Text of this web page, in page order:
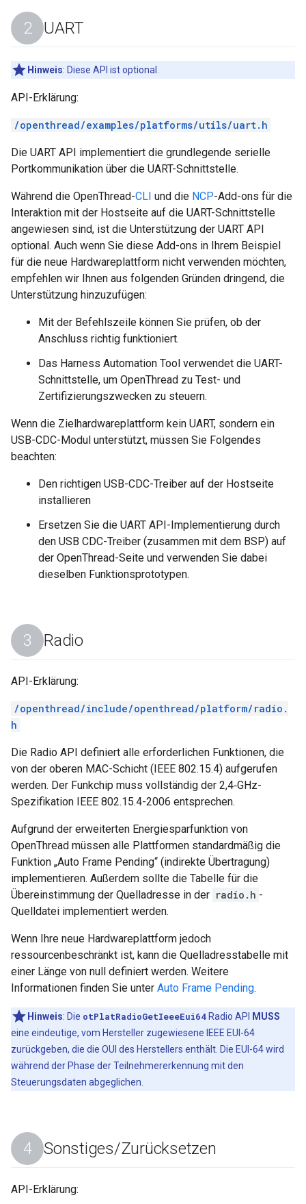
UART
Hinweis: Diese API ist optional.
API-Erklärung:
/openthread/examples/platforms/utils/uart.h
Die UART API implementiert die grundlegende serielle
Portkommunikation über die UART-Schnittstelle.
Während die OpenThread-CLI und die NCP-Add-ons für die
Interaktion mit der Hostseite auf die UART-Schnittstelle
angewiesen sind, ist die Unterstützung der UART API
optional. Auch wenn Sie diese Add-ons in Ihrem Beispiel
für die neue Hardwareplattform nicht verwenden möchten,
empfehlen wir Ihnen aus folgenden Gründen dringend, die
Unterstützung hinzuzufügen:
Mit der Befehlszeile können Sie prüfen, ob der
Anschluss richtig funktioniert.
Das Harness Automation Tool verwendet die UART-
Schnittstelle, um OpenThread zu Test- und
Zertifizierungszwecken zu steuern.
Wenn die Zielhardwareplattform kein UART, sondern ein
USB-CDC-Modul unterstützt, müssen Sie Folgendes
beachten:
Den richtigen USB-CDC-Treiber auf der Hostseite
installieren
Ersetzen Sie die UART API-Implementierung durch
den USB CDC-Treiber (zusammen mit dem BSP) auf
der OpenThread-Seite und verwenden Sie dabei
dieselben Funktionsprototypen.
Radio
API-Erklärung:
/openthread/include/openthread/platform/radio.
h
Die Radio API definiert alle erforderlichen Funktionen, die
von der oberen MAC-Schicht (IEEE 802.15.4) aufgerufen
werden. Der Funkchip muss vollständig der 2,4‑GHz-
Spezifikation IEEE 802.15.4-2006 entsprechen.
Aufgrund der erweiterten Energiesparfunktion von
OpenThread müssen alle Plattformen standardmäßig die
Funktion „Auto Frame Pending“ (indirekte Übertragung)
implementieren. Außerdem sollte die Tabelle für die
Übereinstimmung der Quelladresse in der radio.h -
Quelldatei implementiert werden.
Wenn Ihre neue Hardwareplattform jedoch
ressourcenbeschränkt ist, kann die Quelladresstabelle mit
einer Länge von null definiert werden. Weitere
Informationen finden Sie unter Auto Frame Pending.
Hinweis: Die otPlatRadioGetIeeeEui64 Radio API
MUSS
eine eindeutige, vom Hersteller zugewiesene IEEE EUI-64
zurückgeben, die die OUI des Herstellers enthält. Die EUI-64 wird
während der Phase der Teilnehmererkennung mit den
Steuerungsdaten abgeglichen.
Sonstiges/Zurücksetzen
API-Erklärung: